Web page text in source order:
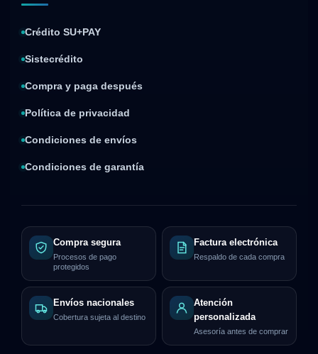
Crédito SU+PAY
Sistecrédito
Compra y paga después
Política de privacidad
Condiciones de envíos
Condiciones de garantía
Compra segura
Procesos de pago
protegidos
Factura electrónica
Respaldo de cada compra
Envíos nacionales
Cobertura sujeta al destino
Atención
personalizada
Asesoría antes de comprar